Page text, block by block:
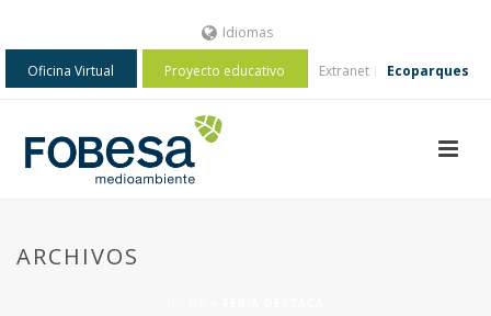
Idiomas
Oficina Virtual Proyecto educativo Extranet Ecoparques
ARCHIVOS